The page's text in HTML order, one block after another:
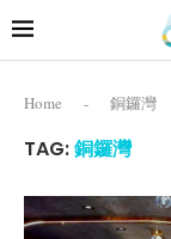
Home - 銅鑼灣
TAG:銅鑼灣